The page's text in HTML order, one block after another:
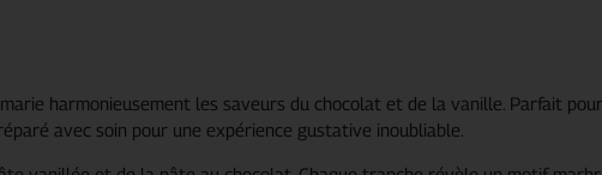
harmonieusement les saveurs du chocolat et de la vanille. Parfait
avec soin pour une expérience gustative inoubliable.